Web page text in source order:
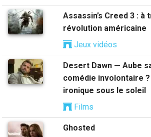
Assassin’s Creed 3 : à
révolution américaine
Jeux vidéos
Desert Dawn — Aube
comédie involontaire
ironique sous le soleil
Films
Ghosted